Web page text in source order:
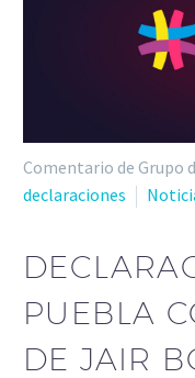
Comentario de Grupo
declaraciones
PUEBLA
DE JAIR